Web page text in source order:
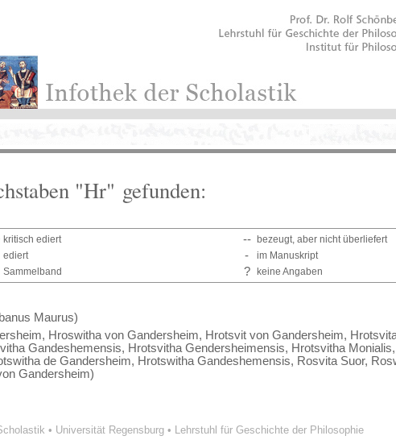
"Hr" gefunden:
kritisch ediert --
bezeugt, aber nicht überliefert
ediert -
im Manuskript
Sammelband ? keine Angaben
Maurus)
Hroswitha von Gandersheim, Hrotsvit von Gandersheim,
Gandeshemensis, Hrotsvitha Gendersheimensis, Hrotsvitha
de Gandersheim, Hrotswitha Gandeshemensis, Rosvita Suor,
Gandersheim)
• Universität Regensburg•
Lehrstuhl für Geschichte der Philosophie